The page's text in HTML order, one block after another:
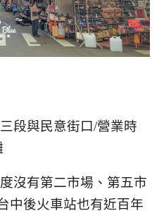
段與民意街口/營業時
沒有第二市場、第五市
中後火車站也有近百年